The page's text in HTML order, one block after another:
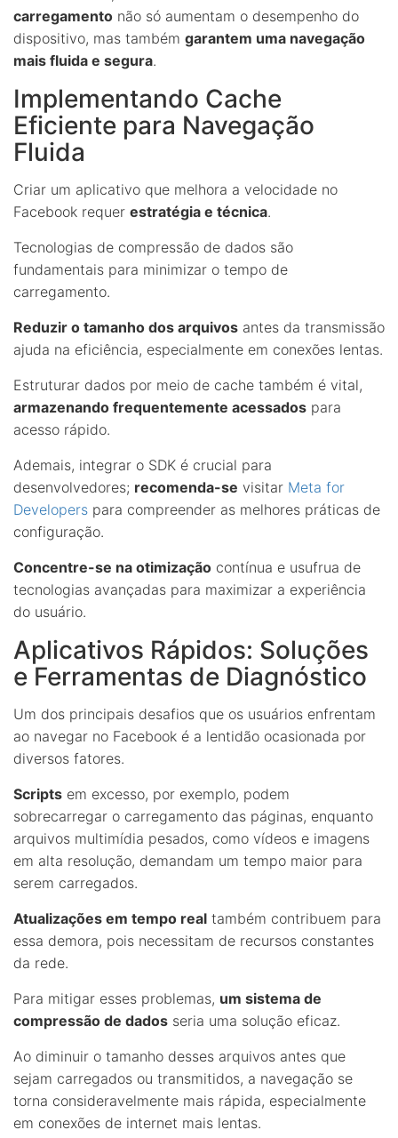
carregamento não só aumentam o desempenho do
dispositivo, mas também garantem uma navegação
mais fluida e segura.
Implementando Cache
Eficiente para Navegação
Fluida
Criar um aplicativo que melhora a velocidade no
Facebook requer estratégia e técnica.
Tecnologias de compressão de dados são
fundamentais para minimizar o tempo de
carregamento.
Reduzir o tamanho dos arquivos antes da transmissão
ajuda na eficiência, especialmente em conexões lentas.
Estruturar dados por meio de cache também é vital,
armazenando frequentemente acessados para
acesso rápido.
Ademais, integrar o SDK é crucial para
desenvolvedores; recomenda-se visitar Meta for
Developers para compreender as melhores práticas de
configuração.
Concentre-se na otimização contínua e usufrua de
tecnologias avançadas para maximizar a experiência
do usuário.
Aplicativos Rápidos: Soluções
e Ferramentas de Diagnóstico
Um dos principais desafios que os usuários enfrentam
ao navegar no Facebook é a lentidão ocasionada por
diversos fatores.
Scripts em excesso, por exemplo, podem
sobrecarregar o carregamento das páginas, enquanto
arquivos multimídia pesados, como vídeos e imagens
em alta resolução, demandam um tempo maior para
serem carregados.
Atualizações em tempo real também contribuem para
essa demora, pois necessitam de recursos constantes
da rede.
Para mitigar esses problemas, um sistema de
compressão de dados seria uma solução eficaz.
Ao diminuir o tamanho desses arquivos antes que
sejam carregados ou transmitidos, a navegação se
torna consideravelmente mais rápida, especialmente
em conexões de internet mais lentas.